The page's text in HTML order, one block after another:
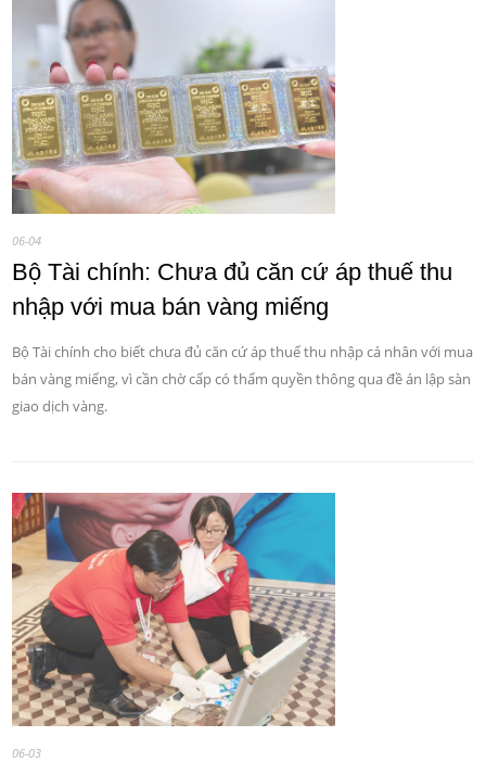
06-04
Bộ Tài chính: Chưa đủ căn cứ áp thuế thu
nhập với mua bán vàng miếng
Bộ Tài chính cho biết chưa đủ căn cứ áp thuế thu nhập cá nhân với mua
bán vàng miếng, vì cần chờ cấp có thẩm quyền thông qua đề án lập sàn
giao dịch vàng.
06-03